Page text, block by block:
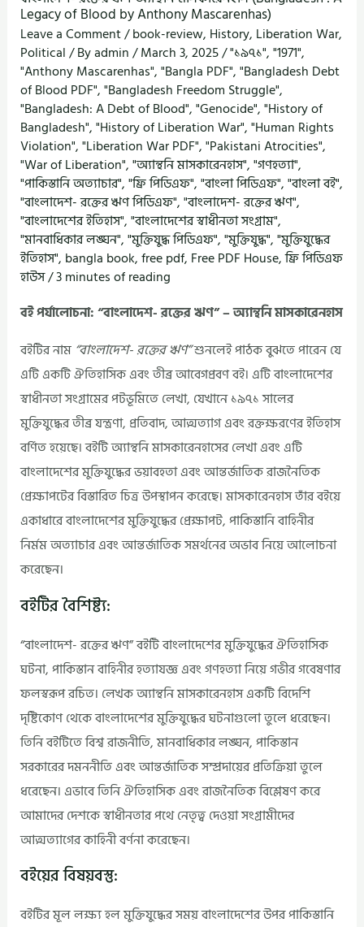
Legacy of Blood by Anthony Mascarenhas)
Leave a Comment/book-review, History, Liberation War,
Political/ Byadmin/March 3, 2025/"১৯৭১","1971",
"Anthony Mascarenhas","Bangla PDF","Bangladesh Debt
of Blood PDF","Bangladesh Freedom Struggle",
"Bangladesh: A Debt of Blood","Genocide","History of
Bangladesh","History of Liberation War","Human Rights
Violation","Liberation War PDF","Pakistani Atrocities",
"War of Liberation","অ্যান্থনি মাসকারেনহাস","গণহত্যা",
"পাকিস্তানি অত্যাচার","ফ্রি পিডিএফ","বাংলা পিডিএফ","বাংলা বই",
"বাংলাদেশ- রক্তের ঋণ পিডিএফ","বাংলাদেশ- রক্তের ঋণ",
"বাংলাদেশের ইতিহাস","বাংলাদেশের স্বাধীনতা সংগ্রাম",
"মানবাধিকার লঙ্ঘন","মুক্তিযুদ্ধ পিডিএফ","মুক্তিযুদ্ধ","মুক্তিযুদ্ধের
ইতিহাস", bangla book,free pdf, Free PDF House,ফ্রি পিডিএফ
হাউস/3 minutes of reading
বই পর্যালোচনা: “বাংলাদেশ- রক্তের ঋণ” – অ্যান্থনি মাসকারেনহাস
বইটির নাম “বাংলাদেশ- রক্তের ঋণ”শুনলেই পাঠক বুঝতে পারেন যে
এটি একটি ঐতিহাসিক এবং তীব্র আবেগপ্রবণ বই। এটি বাংলাদেশের
স্বাধীনতা সংগ্রামের পটভূমিতে লেখা, যেখানে ১৯৭১ সালের
মুক্তিযুদ্ধের তীব্র যন্ত্রণা, প্রতিবাদ, আত্মত্যাগ এবং রক্তক্ষরণের ইতিহাস
বর্ণিত হয়েছে। বইটি অ্যান্থনি মাসকারেনহাসের লেখা এবং এটি
বাংলাদেশের মুক্তিযুদ্ধের ভয়াবহতা এবং আন্তর্জাতিক রাজনৈতিক
প্রেক্ষাপটের বিস্তারিত চিত্র উপস্থাপন করেছে। মাসকারেনহাস তাঁর বইয়ে
একাধারে বাংলাদেশের মুক্তিযুদ্ধের প্রেক্ষাপট, পাকিস্তানি বাহিনীর
নির্মম অত্যাচার এবং আন্তর্জাতিক সমর্থনের অভাব নিয়ে আলোচনা
করেছেন।
বইটির বৈশিষ্ট্য:
“বাংলাদেশ- রক্তের ঋণ” বইটি বাংলাদেশের মুক্তিযুদ্ধের ঐতিহাসিক
ঘটনা, পাকিস্তান বাহিনীর হত্যাযজ্ঞ এবং গণহত্যা নিয়ে গভীর গবেষণার
ফলস্বরূপ রচিত। লেখক অ্যান্থনি মাসকারেনহাস একটি বিদেশি
দৃষ্টিকোণ থেকে বাংলাদেশের মুক্তিযুদ্ধের ঘটনাগুলো তুলে ধরেছেন।
তিনি বইটিতে বিশ্ব রাজনীতি, মানবাধিকার লঙ্ঘন, পাকিস্তান
সরকারের দমননীতি এবং আন্তর্জাতিক সম্প্রদায়ের প্রতিক্রিয়া তুলে
ধরেছেন। এভাবে তিনি ঐতিহাসিক এবং রাজনৈতিক বিশ্লেষণ করে
আমাদের দেশকে স্বাধীনতার পথে নেতৃত্ব দেওয়া সংগ্রামীদের
আত্মত্যাগের কাহিনী বর্ণনা করেছেন।
বইয়ের বিষয়বস্তু:
বইটির মূল লক্ষ্য হল মুক্তিযুদ্ধের সময় বাংলাদেশের উপর পাকিস্তানি